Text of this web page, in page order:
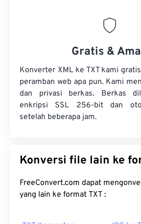
Gratis &
Konverter XML ke TXT kami
peramban web apa pun. Kami
dan privasi berkas. Berkas
enkripsi SSL 256-bit dan
setelah beberapa jam.
FreeConvert.com dapat
yang lain ke format TXT :